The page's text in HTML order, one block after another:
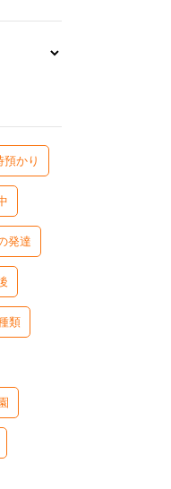
預かり
発達
類